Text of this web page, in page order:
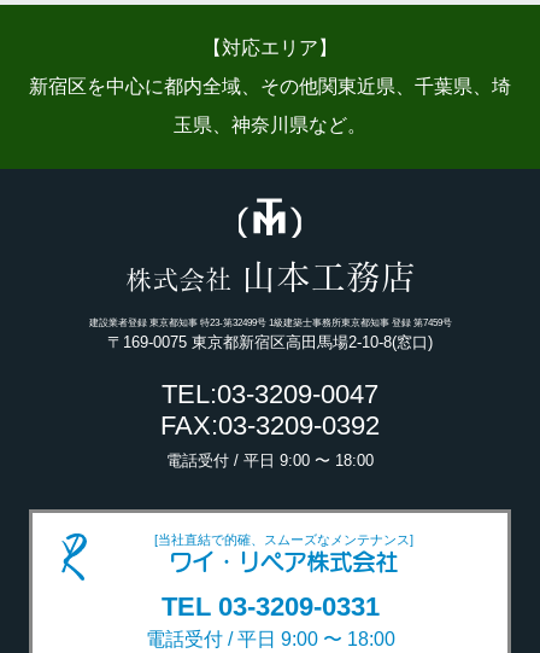
【対応エリア】
新宿区を中心に都内全域、その他関東近県、千葉県、埼
玉県、神奈川県など。
株式会社 山本工務店
建設業者登録 東京都知事 特23-第32499号 1級建築士事務所東京都知事 登録 第7459号
〒169-0075 東京都新宿区高田馬場2-10-8(窓口)
TEL:03-3209-0047
FAX:03-3209-0392
電話受付 / 平日 9:00 〜 18:00
[当社直結で的確、スムーズなメンテナンス]
ワイ・リペア株式会社
TEL 03-3209-0331
電話受付 / 平日 9:00 〜 18:00